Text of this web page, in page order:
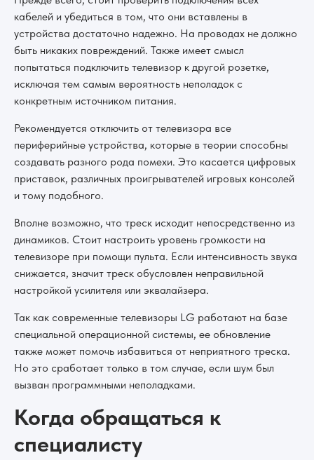
кабелей и убедиться в том, что они вставлены в
устройства достаточно надежно. На проводах не должно
быть никаких повреждений. Также имеет смысл
попытаться подключить телевизор к другой розетке,
исключая тем самым вероятность неполадок с
конкретным источником питания.
Рекомендуется отключить от телевизора все
периферийные устройства, которые в теории способны
создавать разного рода помехи. Это касается цифровых
приставок, различных проигрывателей игровых консолей
и тому подобного.
Вполне возможно, что треск исходит непосредственно из
динамиков. Стоит настроить уровень громкости на
телевизоре при помощи пульта. Если интенсивность звука
снижается, значит треск обусловлен неправильной
настройкой усилителя или эквалайзера.
Так как современные телевизоры LG работают на базе
специальной операционной системы, ее обновление
также может помочь избавиться от неприятного треска.
Но это сработает только в том случае, если шум был
вызван программными неполадками.
Когда обращаться к
специалисту